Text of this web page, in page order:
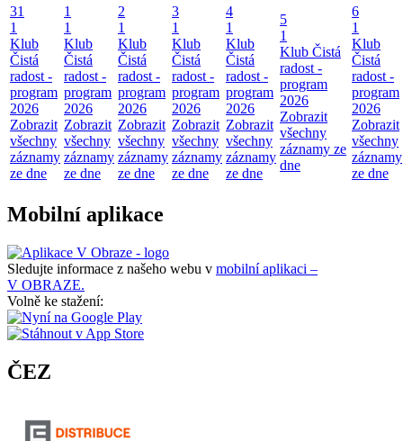
31
1
Klub
Čistá
radost -
program
2026
Zobrazit
všechny
záznamy
ze dne
1
1
Klub
Čistá
radost -
program
2026
Zobrazit
všechny
záznamy
ze dne
2
1
Klub
Čistá
radost -
program
2026
Zobrazit
všechny
záznamy
ze dne
3
1
Klub
Čistá
radost -
program
2026
Zobrazit
všechny
záznamy
ze dne
4
1
Klub
Čistá
radost -
program
2026
Zobrazit
všechny
záznamy
ze dne
5
1
Klub Čistá
radost -
program
2026
Zobrazit
všechny
záznamy ze
dne
6
1
Klub
Čistá
radost -
program
2026
Zobrazit
všechny
záznamy
ze dne
Mobilní aplikace
Sledujte informace z našeho webu v mobilní aplikaci –
V OBRAZE.
Volně ke stažení:
ČEZ